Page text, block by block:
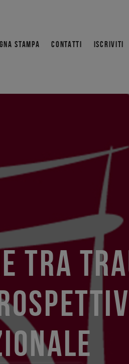
STAMPA CONTATTI ISCRIVITI
TRA